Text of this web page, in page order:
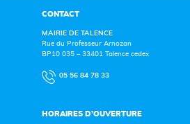
CONTACT
MAIRIE DE TALENCE
Rue du Professeur Arnozan
BP10 035 – 33401 Talence cedex
05 56 84 78 33
HORAIRES D’OUVERTURE